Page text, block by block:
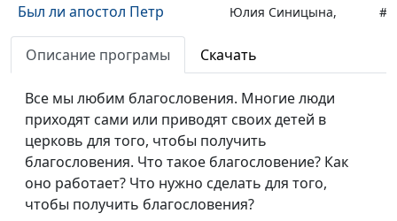
Был ли апостол Петр
сатаной?
Юлия Синицына,
священнослужитель
Что значит причащаться
Юлия Синицына,
Алексей Гусев,
священнослужитель
Чаша для Причастия
Юлия Синицына,
Алексей Гусев,
священнослужитель
Описание програмы Скачать
Все мы любим благословения. Многие люди
приходят сами или приводят своих детей в
церковь для того, чтобы получить
благословения. Что такое благословение? Как
оно работает? Что нужно сделать для того,
чтобы получить благословения?